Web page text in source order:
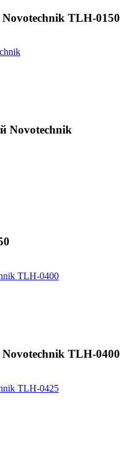
TLH-0150
Novotechnik
TLH-0400